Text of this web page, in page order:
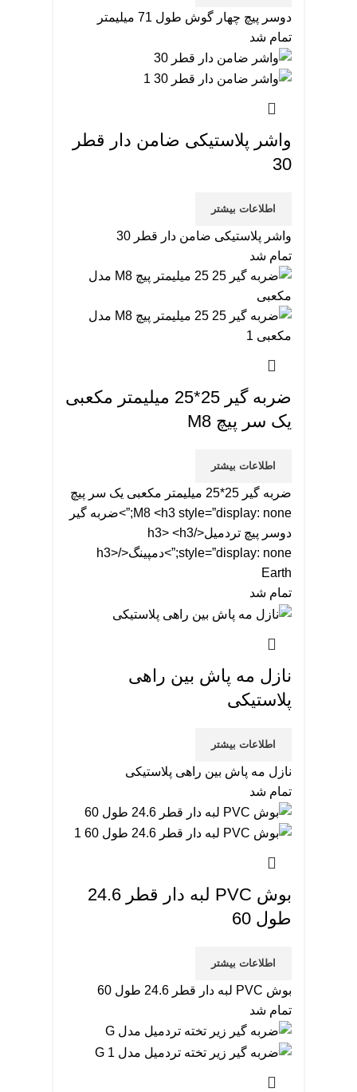
دوسر پیچ چهار گوش طول 71 میلیمتر
تمام شد
واشر پلاستیکی ضامن دار قطر
30
اطلاعات بیشتر
واشر پلاستیکی ضامن دار قطر 30
تمام شد
ضربه گیر 25*25 میلیمتر مکعبی
یک سر پیچ M8
اطلاعات بیشتر
ضربه گیر 25*25 میلیمتر مکعبی یک سر پیچ
M8 <h3 style=”display: none;”>ضربه گیر
دوسر پیچ تردمیل</h3> <h3
style=”display: none;”>دمپینگ</h3>
Earth
تمام شد
نازل مه پاش بین راهی
پلاستیکی
اطلاعات بیشتر
نازل مه پاش بین راهی پلاستیکی
تمام شد
بوش PVC لبه دار قطر 24.6
طول 60
اطلاعات بیشتر
بوش PVC لبه دار قطر 24.6 طول 60
تمام شد